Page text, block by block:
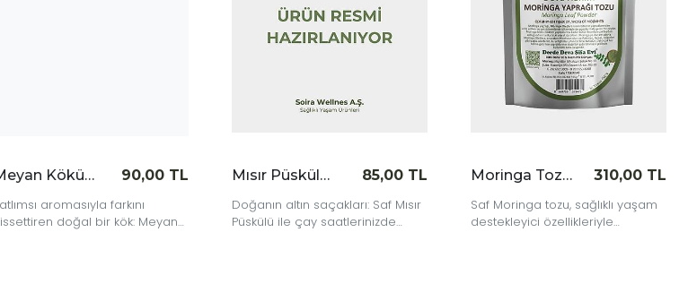
Meyan Kökü Toz 90 gr
90,00 TL
aromasıyla farkını
doğal bir kök: Meyan
Mısır Püskülü 40 gr
85,00 TL
Doğanın altın saçakları: Saf Mısır
Püskülü ile çay saatlerinizde
Moringa Tozu 65 gr
310,00 TL
Saf Moringa tozu, sağlıklı yaşam
destekleyici özellikleriyle